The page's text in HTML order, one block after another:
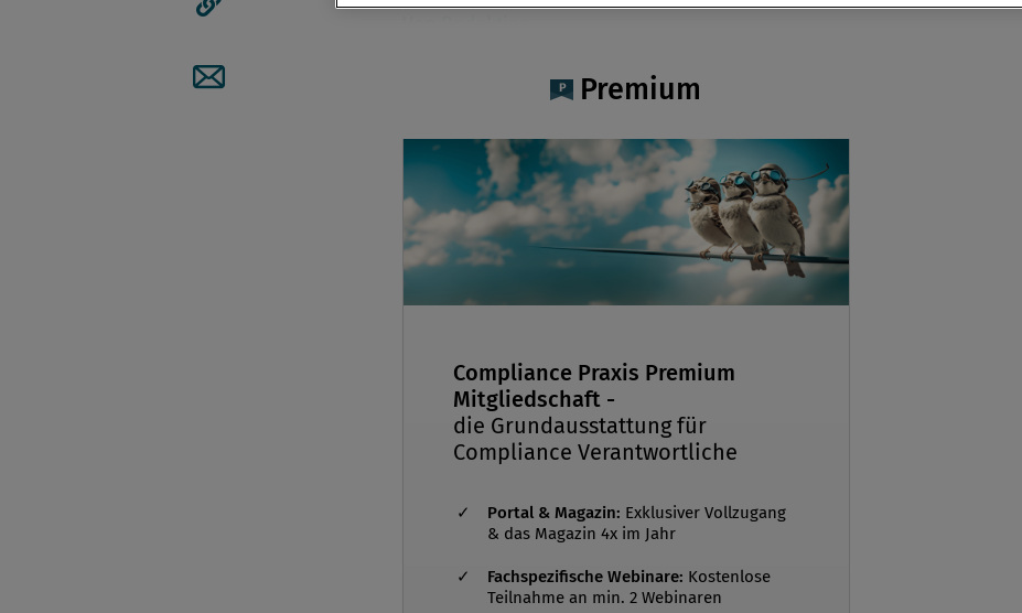
Vortragsfolien: Bisnode_Weltweites UBO
Monitoring: Geschäftspartner & deren Owner
permanent im Blick (Download) Aussteller:
Bisnode www.bisnode.de
Premium
Compliance Praxis Premium
Mitgliedschaft -
die Grundausstattung für
Compliance Verantwortliche
Portal & Magazin: Exklusiver Vollzugang
& das Magazin 4x im Jahr
Fachspezifische Webinare: Kostenlose
Teilnahme an min. 2 Webinaren